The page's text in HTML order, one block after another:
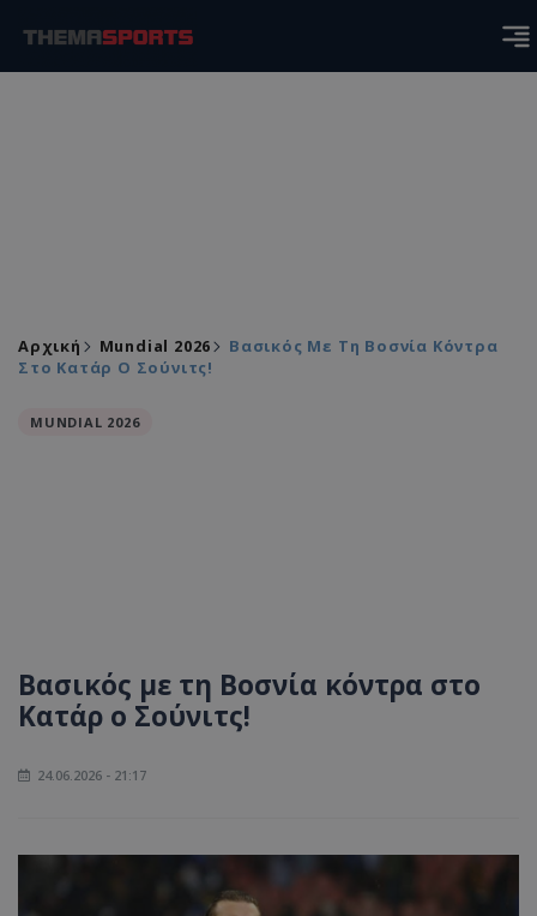
Αρχική Mundial 2026
Βασικός Με Τη Βοσνία Κόντρα
Στο Κατάρ Ο Σούνιτς!
MUNDIAL 2026
Βασικός με τη Βοσνία κόντρα στο
Κατάρ ο Σούνιτς!
24.06.2026 - 21:17